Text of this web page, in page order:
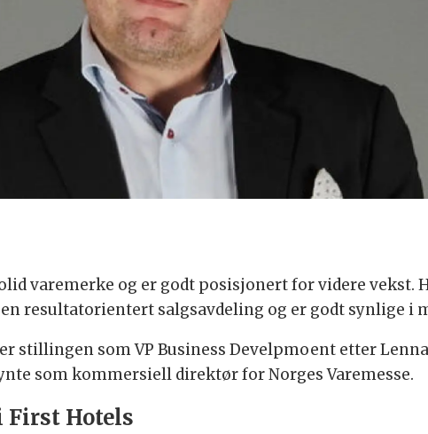
varemerke og er godt posisjonert for videre
resultatorientert salgsavdeling og er godt synlige i
stillingen som VP Business Develpmoent etter
som kommersiell direktør for Norges Varemesse.
First Hotels